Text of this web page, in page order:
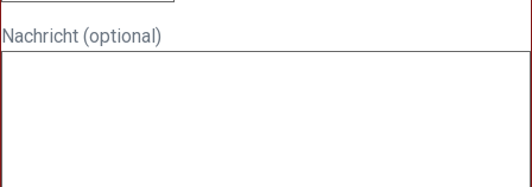
Nachricht (optional)